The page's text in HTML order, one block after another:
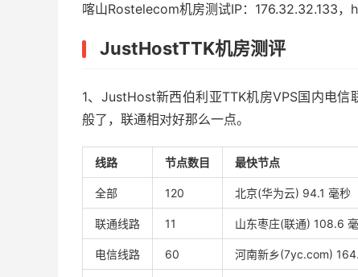
喀山Rostelecom机房测试IP：176.32.32.133
JustHostTTK机房测评
1、JustHost新西伯利亚TTK机房VPS国内电
般了，联通相对好那么一点。
线路 节点数目 最快节点
全部 120 北京(华为云) 94.1 毫秒
联通线路 11 山东枣庄(联通) 108.6
电信线路 60 河南新乡(7yc.com)